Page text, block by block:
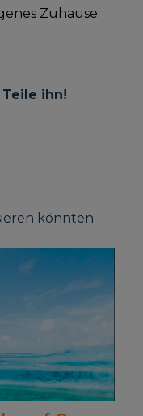
Zuhause
ihn!
könnten